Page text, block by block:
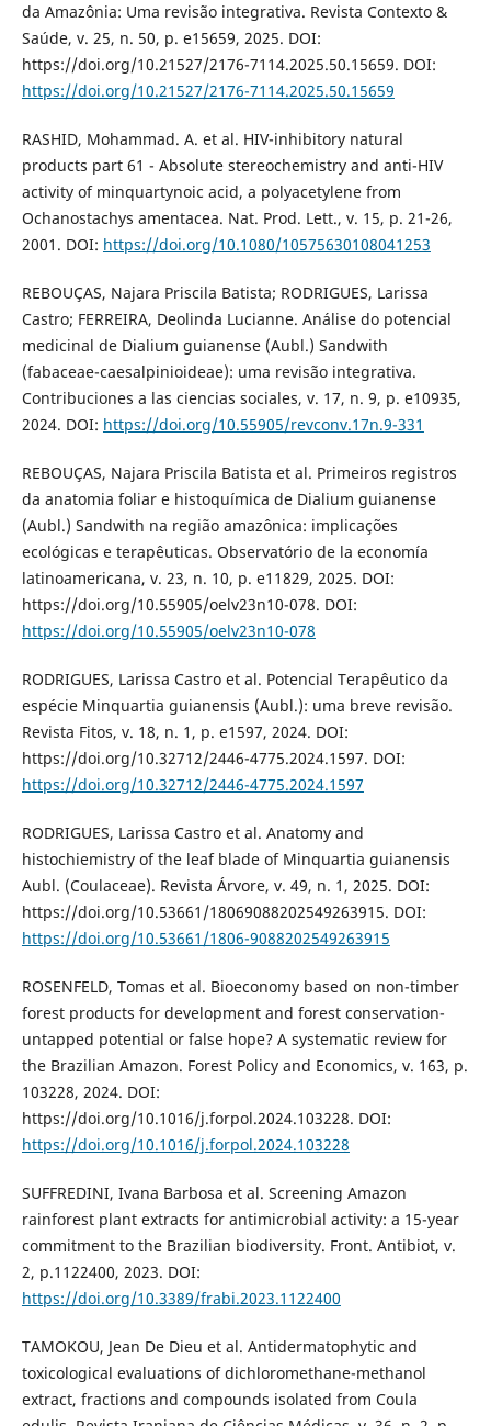
da Amazônia: Uma revisão integrativa. Revista Contexto &
Saúde, v. 25, n. 50, p. e15659, 2025. DOI:
https://doi.org/10.21527/2176-7114.2025.50.15659. DOI:
https://doi.org/10.21527/2176-7114.2025.50.15659
RASHID, Mohammad. A. et al. HIV-inhibitory natural
products part 61 - Absolute stereochemistry and anti-HIV
activity of minquartynoic acid, a polyacetylene from
Ochanostachys amentacea. Nat. Prod. Lett., v. 15, p. 21-26,
2001. DOI: https://doi.org/10.1080/10575630108041253
REBOUÇAS, Najara Priscila Batista; RODRIGUES, Larissa
Castro; FERREIRA, Deolinda Lucianne. Análise do potencial
medicinal de Dialium guianense (Aubl.) Sandwith
(fabaceae-caesalpinioideae): uma revisão integrativa.
Contribuciones a las ciencias sociales, v. 17, n. 9, p. e10935,
2024. DOI: https://doi.org/10.55905/revconv.17n.9-331
REBOUÇAS, Najara Priscila Batista et al. Primeiros registros
da anatomia foliar e histoquímica de Dialium guianense
(Aubl.) Sandwith na região amazônica: implicações
ecológicas e terapêuticas. Observatório de la economía
latinoamericana, v. 23, n. 10, p. e11829, 2025. DOI:
https://doi.org/10.55905/oelv23n10-078. DOI:
https://doi.org/10.55905/oelv23n10-078
RODRIGUES, Larissa Castro et al. Potencial Terapêutico da
espécie Minquartia guianensis (Aubl.): uma breve revisão.
Revista Fitos, v. 18, n. 1, p. e1597, 2024. DOI:
https://doi.org/10.32712/2446-4775.2024.1597. DOI:
https://doi.org/10.32712/2446-4775.2024.1597
RODRIGUES, Larissa Castro et al. Anatomy and
histochiemistry of the leaf blade of Minquartia guianensis
Aubl. (Coulaceae). Revista Árvore, v. 49, n. 1, 2025. DOI:
https://doi.org/10.53661/1806­9088202549263915. DOI:
https://doi.org/10.53661/1806-9088202549263915
ROSENFELD, Tomas et al. Bioeconomy based on non-timber
forest products for development and forest conservation-
untapped potential or false hope? A systematic review for
the Brazilian Amazon. Forest Policy and Economics, v. 163, p.
103228, 2024. DOI:
https://doi.org/10.1016/j.forpol.2024.103228. DOI:
https://doi.org/10.1016/j.forpol.2024.103228
SUFFREDINI, Ivana Barbosa et al. Screening Amazon
rainforest plant extracts for antimicrobial activity: a 15-year
commitment to the Brazilian biodiversity. Front. Antibiot, v.
2, p.1122400, 2023. DOI:
https://doi.org/10.3389/frabi.2023.1122400
TAMOKOU, Jean De Dieu et al. Antidermatophytic and
toxicological evaluations of dichloromethane-methanol
extract, fractions and compounds isolated from Coula